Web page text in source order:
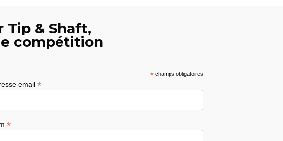
Tip & Shaft,
compétition
*champs obligatoires
email *
*